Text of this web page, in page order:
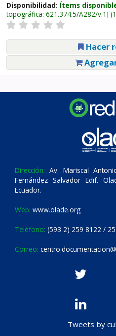
Disponibilidad: Ítems
topográfica: 621.374.5/A282/v.1
Hacer
Dirección: Av. Mariscal
Fernández Salvador Edif.
Ecuador.
Web: www.olade.org
Teléfono: (593 2) 259 8122 /
Correo:
Tweets by